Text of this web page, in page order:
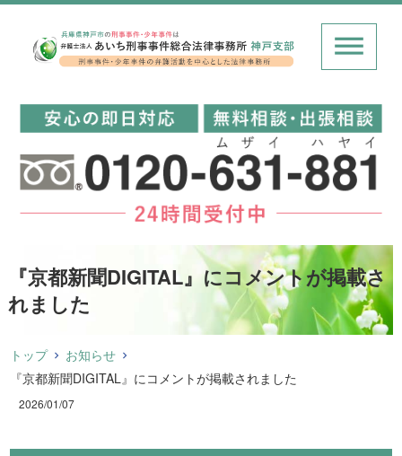
『京都新聞DIGITAL』にコメントが掲載さ
れました
トップ
お知らせ
『京都新聞DIGITAL』にコメントが掲載されました
2026/01/07